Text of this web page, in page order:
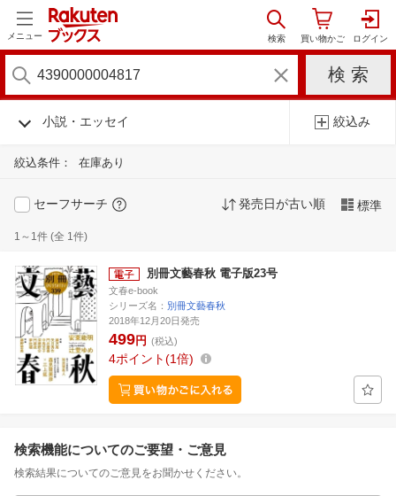
メニュー
小説・エッセイ 絞込み
絞込条件： 在庫あり
セーフサーチ 発売日が古い順 標準
1～1件 (全 1件)
別冊文藝春秋 電子版23号
文春e-book
シリーズ名： 別冊文藝春秋
2018年12月20日発売
499円 (税込)
4ポイント 1倍
検索機能についてのご要望・ご意見
検索結果についてのご意見をお聞かせください。